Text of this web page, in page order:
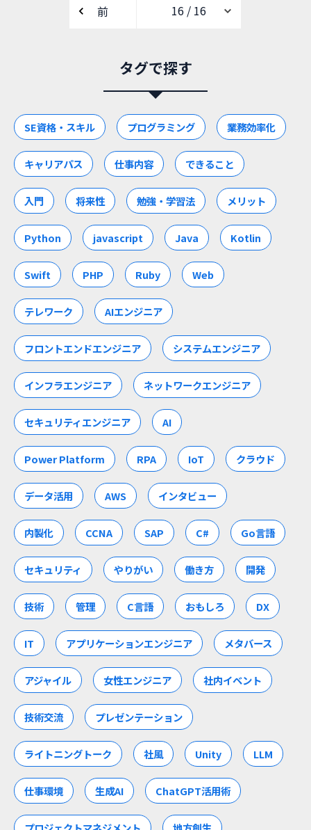
前
タグで探す
SE資格・スキル プログラミング 業務効率化
キャリアパス 仕事内容 できること
入門 将来性 勉強・学習法 メリット
Python javascript Java Kotlin
Swift PHP Ruby Web
テレワーク AIエンジニア
フロントエンドエンジニア システムエンジニア
インフラエンジニア ネットワークエンジニア
セキュリティエンジニア AI
Power Platform RPA IoT クラウド
データ活用 AWS インタビュー
内製化 CCNA SAP C# Go言語
セキュリティ やりがい 働き方 開発
技術 管理 C言語 おもしろ DX
IT アプリケーションエンジニア メタバース
アジャイル 女性エンジニア 社内イベント
技術交流 プレゼンテーション
ライトニングトーク 社風 Unity LLM
仕事環境 生成AI ChatGPT活用術